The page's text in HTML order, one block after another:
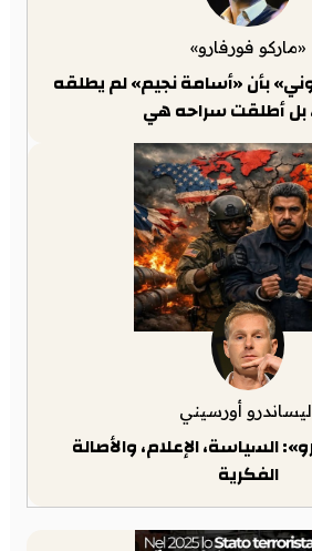
«ماركو فورفارو»
بأن «أسامة نجيم» لم يطلقه
بل أطلقت سراحه هي
أورسيني
السياسة، الإعلام، والأصالة
الفكرية